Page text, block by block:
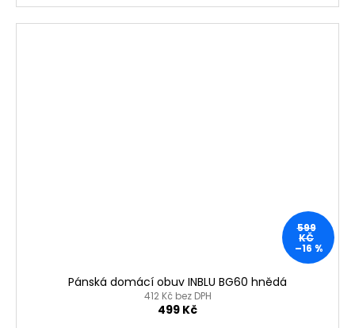
599
KČ
–16 %
Pánská domácí obuv INBLU BG60 hnědá
412 Kč bez DPH
499 Kč